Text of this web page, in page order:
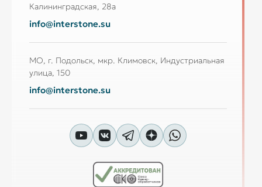
Калининградская, 28а
info@interstone.su
МО, г. Подольск, мкр. Климовск, Индустриальная
улица, 150
info@interstone.su